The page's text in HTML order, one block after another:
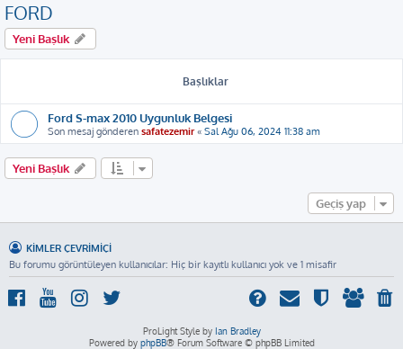
FORD
Yeni Başlık
Başlıklar
Ford S-max 2010 Uygunluk Belgesi
Son mesaj gönderen safatezemir« Sal Ağu 06, 2024 11:38 am
Yeni Başlık
Geçiş yap
KIMLER ÇEVRIMIÇI
Bu forumu görüntüleyen kullanıcılar: Hiç bir kayıtlı kullanıcı yok ve 1 misafir
ProLight Style by Ian Bradley
Powered by phpBB® Forum Software © phpBB Limited